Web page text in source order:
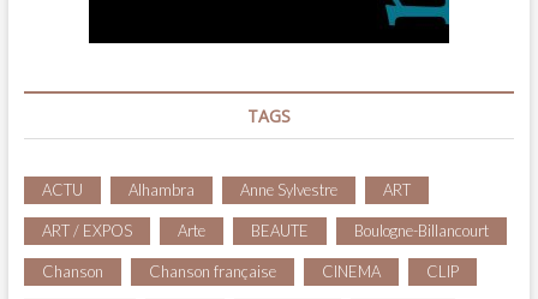
TAGS
ACTU Alhambra Anne Sylvestre ART
ART / EXPOS Arte BEAUTE Boulogne-Billancourt
Chanson Chanson française CINEMA CLIP